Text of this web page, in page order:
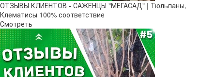
ОТЗЫВЫ КЛИЕНТОВ - САЖЕНЦЫ "МЕГАСАД" | Тюльпаны,
Клематисы 100% соответствие
Смотреть